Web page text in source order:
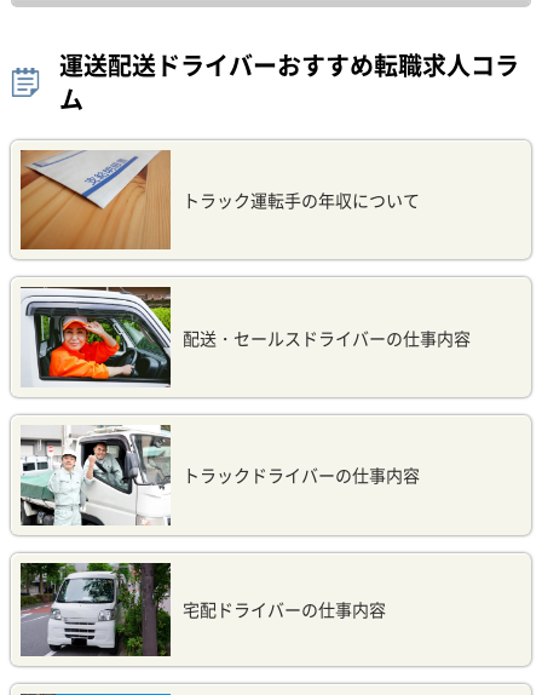
運送配送ドライバーおすすめ転職求人コラ
ム
トラック運転手の年収について
配送・セールスドライバーの仕事内容
トラックドライバーの仕事内容
宅配ドライバーの仕事内容